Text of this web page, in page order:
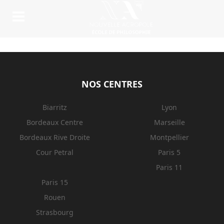
NOS CENTRES
Biarritz
Bordeaux Centre
Bordeaux Rive Droite
Cour Petral
Lyon
Marseille
Montpellier
Paris 5
Paris 11
Paris 15
Rouen
Strasbourg